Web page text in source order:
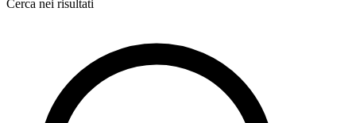
Cerca nei risultati